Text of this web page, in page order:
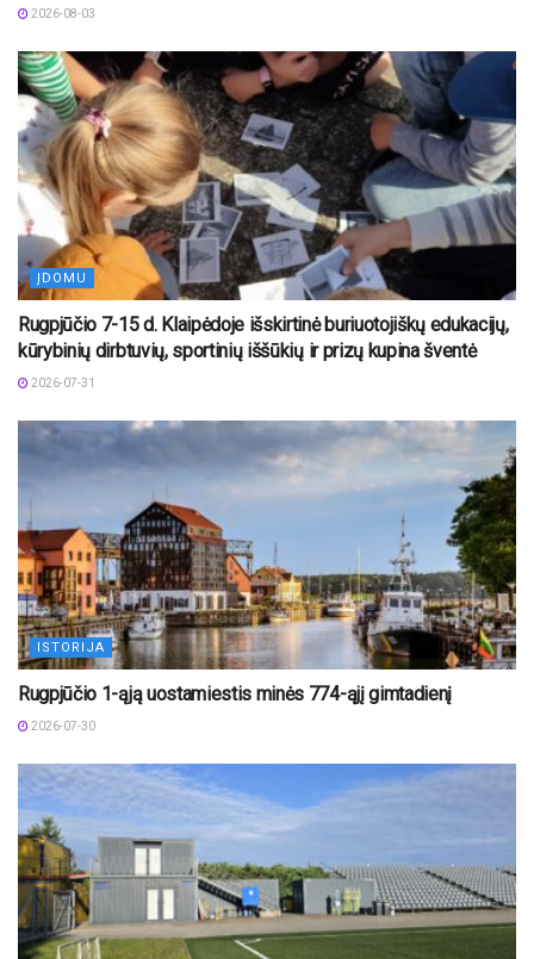
2026-08-03
ĮDOMU
Rugpjūčio 7-15 d. Klaipėdoje išskirtinė buriuotojiškų edukacijų,
kūrybinių dirbtuvių, sportinių iššūkių ir prizų kupina šventė
2026-07-31
ISTORIJA
Rugpjūčio 1-ąją uostamiestis minės 774-ąjį gimtadienį
2026-07-30